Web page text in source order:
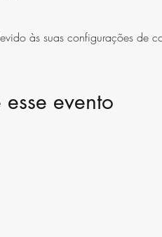
às suas configurações de
evento